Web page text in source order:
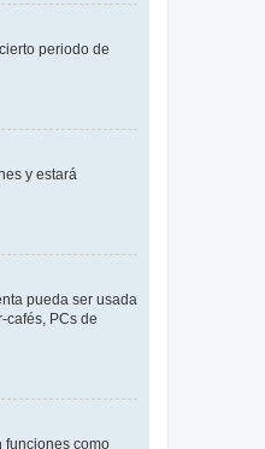
periodo de
y estará
pueda ser usada
cafés, PCs de
funciones como